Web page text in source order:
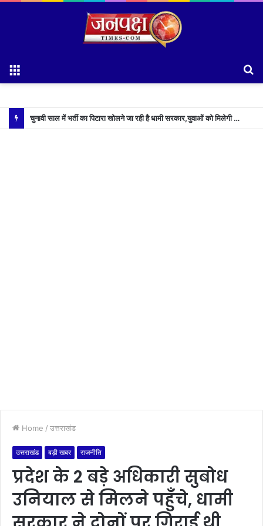
चुनावी साल में भर्ती का पिटारा खोलने जा रही है धामी सरकार,युवाओं को मिलेगी 34 हजार रिकॉर्ड भर्तियों की सौगात
Home / उत्तराखंड
उत्तराखंड बड़ी खबर राजनीति
प्रदेश के 2 बड़े अधिकारी सुबोध
उनियाल से मिलने पहुँचे, धामी